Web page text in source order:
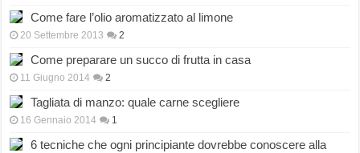
Come fare l’olio aromatizzato al limone
20 Settembre 2013 2
Come preparare un succo di frutta in casa
11 Giugno 2014 2
Tagliata di manzo: quale carne scegliere
16 Gennaio 2014 1
6 tecniche che ogni principiante dovrebbe conoscere alla